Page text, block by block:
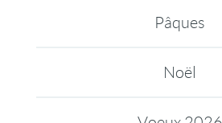
Pâques
Noël